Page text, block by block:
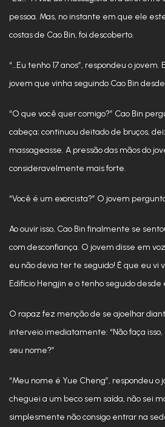
pessoa. Mas, no instante em que ele
costas de Cao Bin, foi descoberto.
“…Eu tenho 17 anos”, respondeu o
jovem que vinha seguindo Cao Bin
“O que você quer comigo?” Cao Bin
cabeça; continuou deitado de bruços,
massageasse. A pressão das mãos do
consideravelmente mais forte.
“Você é um exorcista?” O jovem
Ao ouvir isso, Cao Bin finalmente se
com desconfiança. O jovem disse em
eu não devia ter te seguido! É que eu vi
Edifício Hengjin e o tenho seguido desde
O rapaz fez menção de se ajoelhar
interveio imediatamente: “Não faça
seu nome?”
“Meu nome é Yue Cheng”, respondeu o
cheguei a um beco sem saída, não sei
simplesmente não consigo entrar na